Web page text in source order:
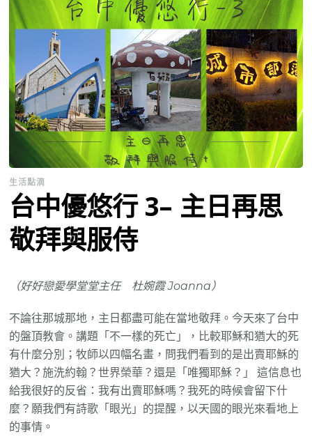
生活點滴
台中優悠行 3– 主日再思
敬拜與服侍
（好好戀愛學堂堂主任 杜婉霞 Joanna）
不論往那城那地，主日都盡可能在當地敬拜。今天來了台中
的盤頂教會。講題「不一樣的死亡」，比較耶穌和猶大的死
有什麼分別；牧師以四幅名畫，問我們看到的是出賣耶穌的
猶大？施洗約翰？世界榮華？還是「唯獨耶穌？」 這信息也
給我很好的反省：我有出賣耶穌嗎？我死的時候會留下什
麼？願我們有詩歌「眼光」的提醒，以天國的眼光來看地上
的事情。